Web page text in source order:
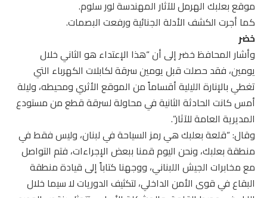
موقع بعلبك الهرمل للآثار المهندسة لور سلوم.
كما أجرت الكشف الأدلة الجنائية ورفعت البصمات.
خضر
وأشار المحافظ خضر إلى أن “هذا الإعتداء هو الثاني خلال
يومين، فقد حصلت قبل يومين سرقة لكابلات الكهرباء التي
تغطي بالإنارة الليلية أقساماً من الموقع الأثري ومحيطه، وليلة
أمس كانت الحادثة الثانية في محاولة لسرقة قطع من مستودع
المديرية العامة للآثار”.
وقال: “قلعة بعلبك هي رمز السياحة في لبنان، وليس فقط في
منطقة بعلبك، ونحن اليوم قمنا ببعض الإجراءات، فتم التواصل
مع مخابرات الجيش اللبناني، ووجهنا كتاباً إلى قيادة منطقة
البقاع في قوى الأمن الداخلي، لتكثيف الدوريات لا سيما خلال